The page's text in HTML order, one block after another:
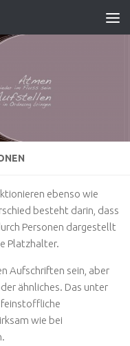
ebenso wie
besteht darin, dass
Personen dargestellt
Platzhalter.
Aufschriften sein, aber
ähnliches. Das unter
feinstoffliche
wie bei